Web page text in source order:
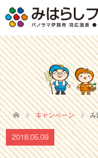
キャンペーン み
2018.05.09